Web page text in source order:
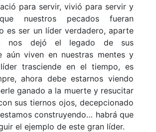
para servir, vivió para servir y
nuestros pecados fueran
es ser un líder verdadero, aparte
nos dejó el legado de sus
aún viven en nuestras mentes y
trasciende en el tiempo, es
ahora debe estarnos viendo
ganado a la muerte y resucitar
sus tiernos ojos, decepcionado
construyendo… habrá que
el ejemplo de este gran líder.